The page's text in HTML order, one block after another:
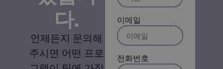
다.
언제든지 문의해
주시면 어떤 프로
이메일
전화번호